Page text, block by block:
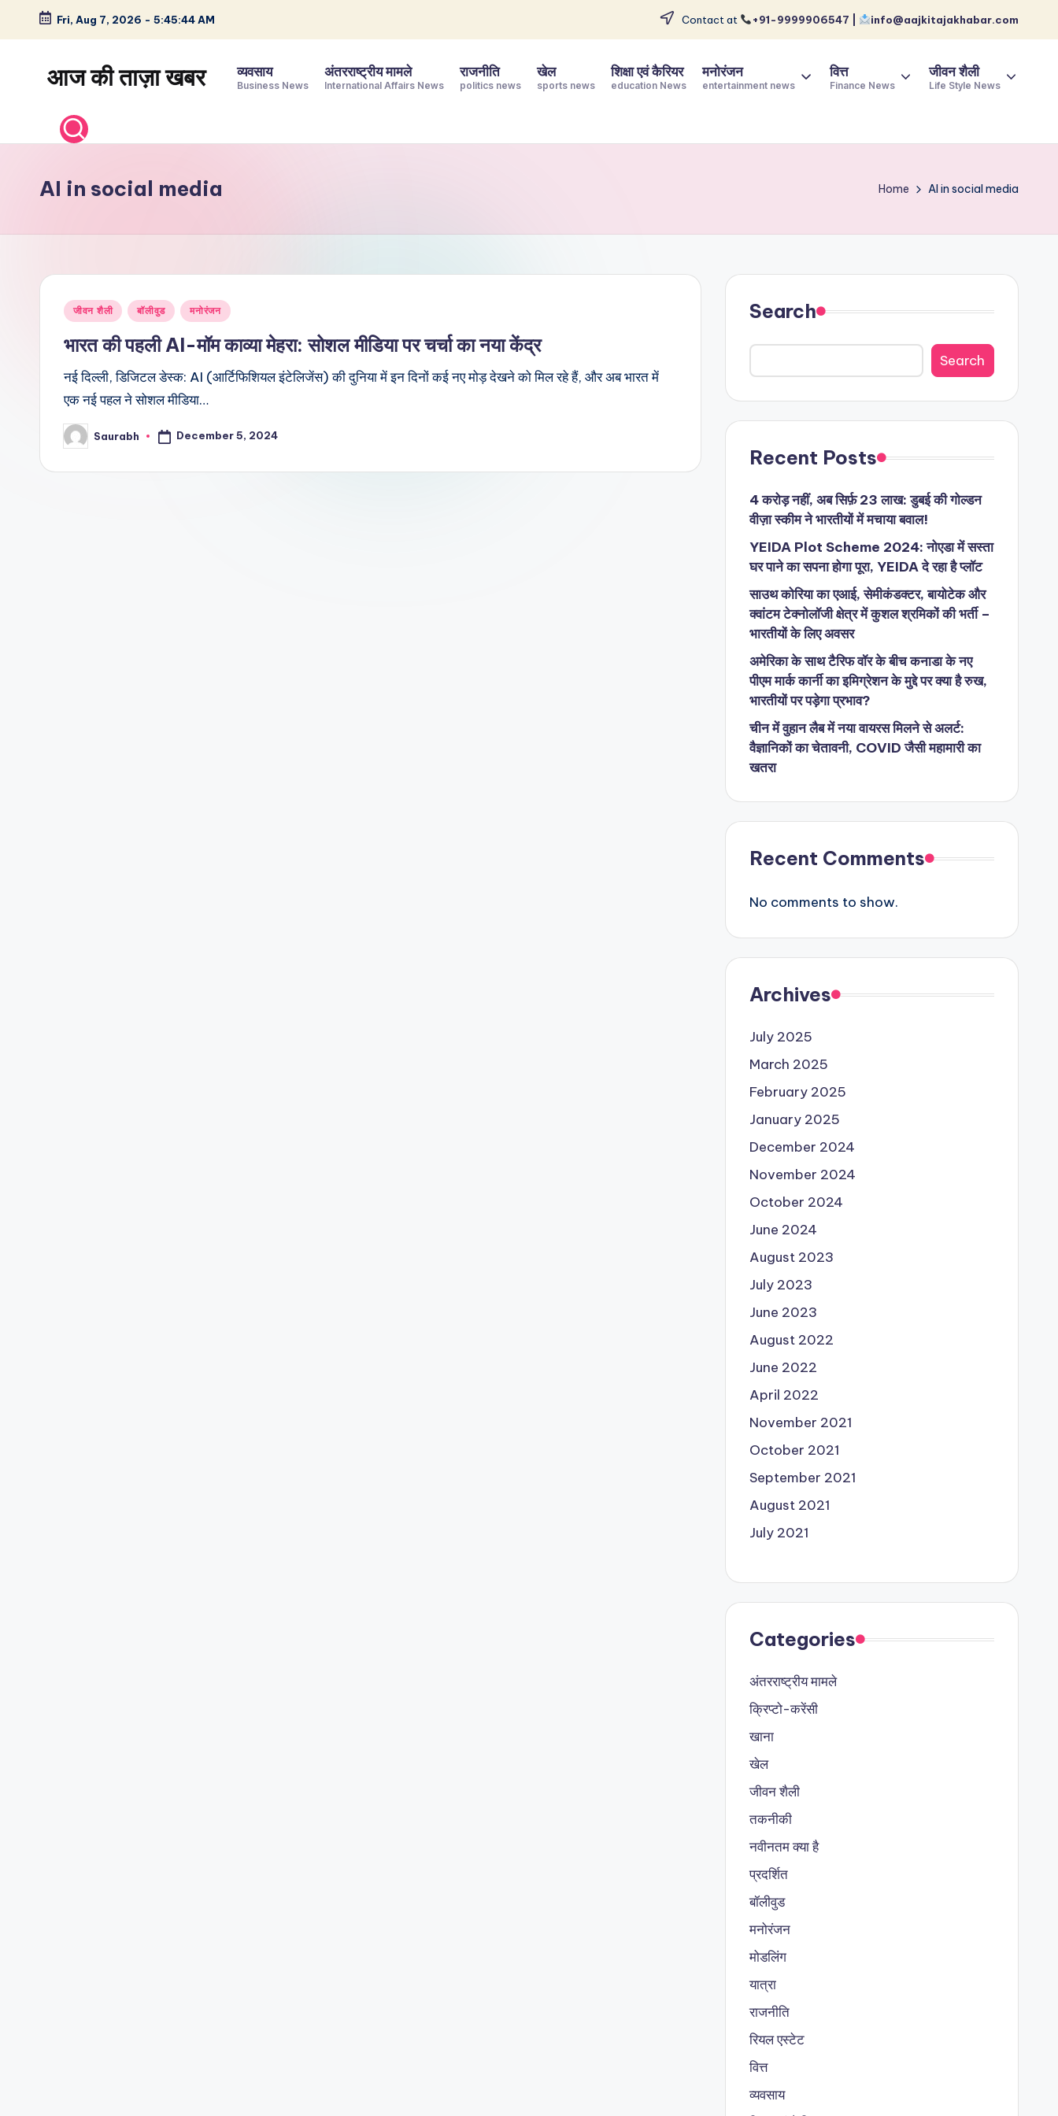
Skip
content
Fri, Aug 7, 2026 - 5:45:45 AM Contact at +91-9999906547 | info@aajkitajakhabar.com
आज की ताज़ा खबर
समाचार
–
और
विश्व
व्यवसाय
Business News
अंतरराष्ट्रीय मामले
International Affairs News
राजनीति
politics news
खेल
sports news
शिक्षा एवं कैरियर
education News
मनोरंजन
entertainment news
वित्त
Finance News
जीवन शैली
Life Style News
AI in social media Home AI in social media
Posted
जीवन शैली बॉलीवुड मनोरंजन
भारत की पहली AI-मॉम काव्या मेहरा: सोशल मीडिया पर चर्चा का नया केंद्र
नई दिल्ली, डिजिटल डेस्क: AI (आर्टिफिशियल इंटेलिजेंस) की दुनिया में इन दिनों कई नए मोड़ देखने को मिल रहे हैं, और अब भारत में
एक नई पहल ने सोशल मीडिया…
Posted
by
Saurabh December 5, 2024
Search
Search
Recent Posts
4 करोड़ नहीं, अब सिर्फ़ 23 लाख: डुबई की गोल्डन
वीज़ा स्कीम ने भारतीयों में मचाया बवाल!
YEIDA Plot Scheme 2024: नोएडा में सस्ता
घर पाने का सपना होगा पूरा, YEIDA दे रहा है प्लॉट
साउथ कोरिया का एआई, सेमीकंडक्टर, बायोटेक और
क्वांटम टेक्नोलॉजी क्षेत्र में कुशल श्रमिकों की भर्ती –
भारतीयों के लिए अवसर
अमेरिका के साथ टैरिफ वॉर के बीच कनाडा के नए
पीएम मार्क कार्नी का इमिग्रेशन के मुद्दे पर क्या है रुख,
भारतीयों पर पड़ेगा प्रभाव?
चीन में वुहान लैब में नया वायरस मिलने से अलर्ट:
वैज्ञानिकों का चेतावनी, COVID जैसी महामारी का
खतरा
Recent Comments
No comments to show.
Archives
July 2025
March 2025
February 2025
January 2025
December 2024
November 2024
October 2024
June 2024
August 2023
July 2023
June 2023
August 2022
June 2022
April 2022
November 2021
October 2021
September 2021
August 2021
July 2021
Categories
अंतरराष्ट्रीय मामले
क्रिप्टो-करेंसी
खाना
खेल
जीवन शैली
तकनीकी
नवीनतम क्या है
प्रदर्शित
बॉलीवुड
मनोरंजन
मोडलिंग
यात्रा
राजनीति
रियल एस्टेट
वित्त
व्यवसाय